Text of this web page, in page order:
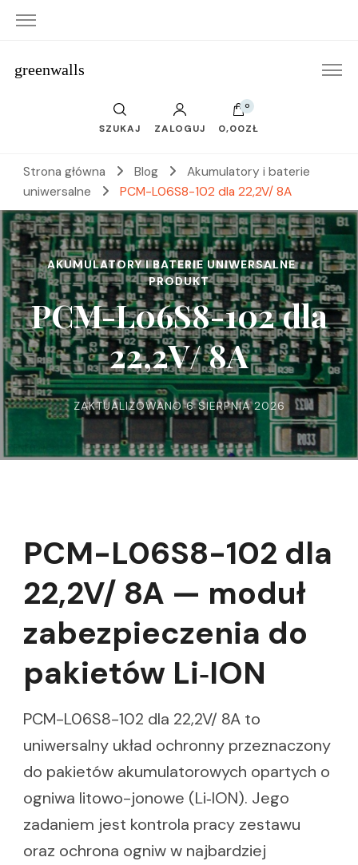
greenwalls
SZUKAJ ZALOGUJ
0
0,00ZŁ
Strona główna Blog
Akumulatory i baterie
uniwersalne
PCM-L06S8-102 dla 22,2V/ 8A
AKUMULATORY I BATERIE UNIWERSALNE
PRODUKT
PCM-L06S8-102 dla
22,2V/ 8A
ZAKTUALIZOWANO6 SIERPNIA 2026
PCM-L06S8-102 dla
22,2V/ 8A — moduł
zabezpieczenia do
pakietów Li‑ION
PCM-L06S8-102 dla 22,2V/ 8A to
uniwersalny układ ochronny przeznaczony
do pakietów akumulatorowych opartych o
ogniwa litowo-jonowe (Li‑ION). Jego
zadaniem jest kontrola pracy zestawu
oraz ochrona ogniw w najbardziej